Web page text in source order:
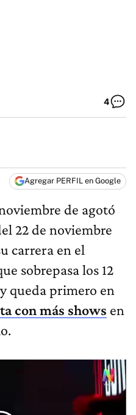
4
Agregar PERFIL en Google
de agotó
22 de noviembre
carrera en el
sobrepasa los 12
y queda primero en
con más shows en